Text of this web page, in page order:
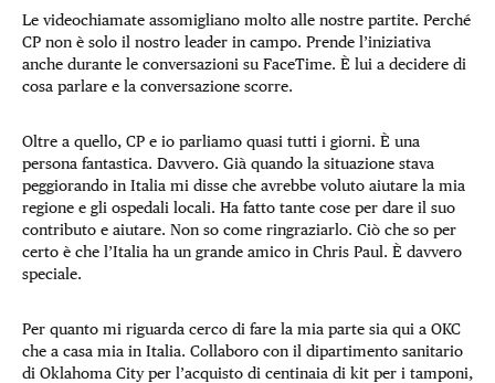
Le videochiamate assomigliano molto alle nostre partite. Perché
CP non è solo il nostro leader in campo. Prende l’iniziativa
anche durante le conversazioni su FaceTime. È lui a decidere di
cosa parlare e la conversazione scorre.
Oltre a quello, CP e io parliamo quasi tutti i giorni. È una
persona fantastica. Davvero. Già quando la situazione stava
peggiorando in Italia mi disse che avrebbe voluto aiutare la mia
regione e gli ospedali locali. Ha fatto tante cose per dare il suo
contributo e aiutare. Non so come ringraziarlo. Ciò che so per
certo è che l’Italia ha un grande amico in Chris Paul. È davvero
speciale.
Per quanto mi riguarda cerco di fare la mia parte sia qui a OKC
che a casa mia in Italia. Collaboro con il dipartimento sanitario
di Oklahoma City per l’acquisto di centinaia di kit per i tamponi,